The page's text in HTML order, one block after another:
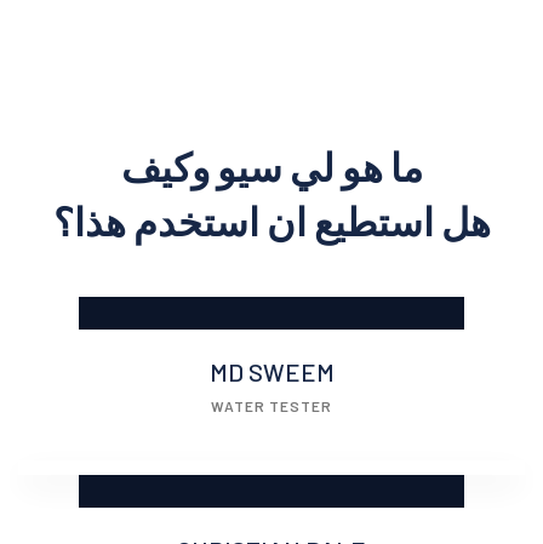
ما هو لي سيو وكيف
هل استطيع ان استخدم هذا؟
MD SWEEM
WATER TESTER